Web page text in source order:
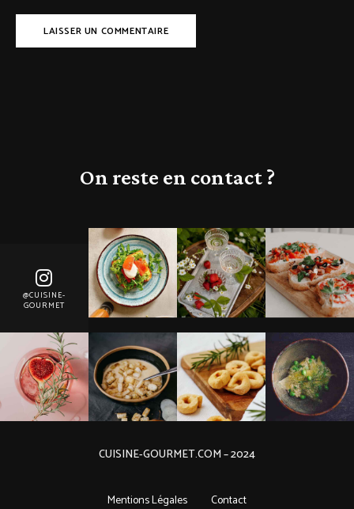
On reste en contact ?
@CUISINE-
GOURMET
CUISINE-GOURMET.COM – 2024
Mentions Légales Contact